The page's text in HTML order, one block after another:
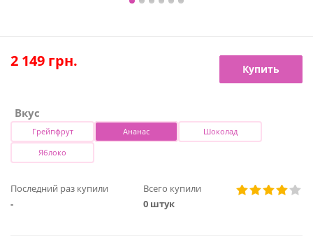
2 149 грн. Купить
Вкус
Грейпфрут Ананас
Шоколад
Яблоко
Последний раз купили
-
Всего купили
0 штук